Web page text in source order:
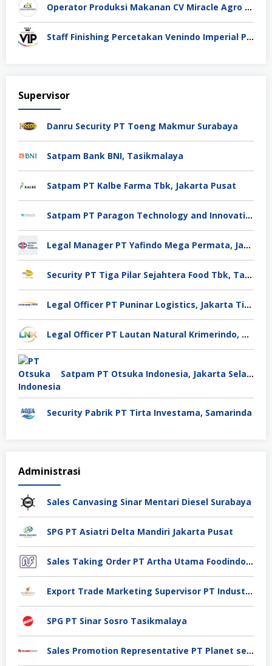
Operator Produksi Makanan CV Miracle Agro Spices Sidoarjo
Staff Finishing Percetakan Venindo Imperial Perkasa Bandung Kota
Supervisor
Danru Security PT Toeng Makmur Surabaya
Satpam Bank BNI, Tasikmalaya
Satpam PT Kalbe Farma Tbk, Jakarta Pusat
Satpam PT Paragon Technology and Innovation Jakarta
Legal Manager PT Yafindo Mega Permata, Jakarta Barat
Security PT Tiga Pilar Sejahtera Food Tbk, Tangerang
Legal Officer PT Puninar Logistics, Jakarta Timur
Legal Officer PT Lautan Natural Krimerindo, Mojokerto
Satpam PT Otsuka Indonesia, Jakarta Selatan
Security Pabrik PT Tirta Investama, Samarinda
Administrasi
Sales Canvasing Sinar Mentari Diesel Surabaya
SPG PT Asiatri Delta Mandiri Jakarta Pusat
Sales Taking Order PT Artha Utama Foodindo Tangerang
Export Trade Marketing Supervisor PT Industri Jamu Dan Farmasi Sido Muncul Tbk, Jakarta
SPG PT Sinar Sosro Tasikmalaya
Sales Promotion Representative PT Planet selancar Mandiri, Pontianak